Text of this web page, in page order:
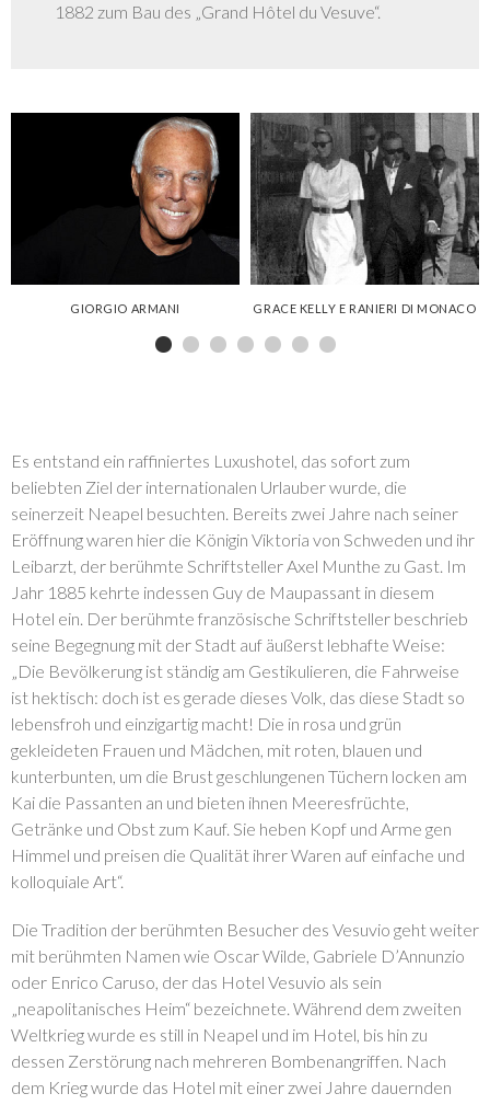
1882 zum Bau des „Grand Hôtel du Vesuve“.
GIORGIO ARMANI GRACE KELLY E RANIERI DI MONACO
Es entstand ein raffiniertes Luxushotel, das sofort zum
beliebten Ziel der internationalen Urlauber wurde, die
seinerzeit Neapel besuchten. Bereits zwei Jahre nach seiner
Eröffnung waren hier die Königin Viktoria von Schweden und ihr
Leibarzt, der berühmte Schriftsteller Axel Munthe zu Gast. Im
Jahr 1885 kehrte indessen Guy de Maupassant in diesem
Hotel ein. Der berühmte französische Schriftsteller beschrieb
seine Begegnung mit der Stadt auf äußerst lebhafte Weise:
„Die Bevölkerung ist ständig am Gestikulieren, die Fahrweise
ist hektisch: doch ist es gerade dieses Volk, das diese Stadt so
lebensfroh und einzigartig macht! Die in rosa und grün
gekleideten Frauen und Mädchen, mit roten, blauen und
kunterbunten, um die Brust geschlungenen Tüchern locken am
Kai die Passanten an und bieten ihnen Meeresfrüchte,
Getränke und Obst zum Kauf. Sie heben Kopf und Arme gen
Himmel und preisen die Qualität ihrer Waren auf einfache und
kolloquiale Art“.
Die Tradition der berühmten Besucher des Vesuvio geht weiter
mit berühmten Namen wie Oscar Wilde, Gabriele D’Annunzio
oder Enrico Caruso, der das Hotel Vesuvio als sein
„neapolitanisches Heim“ bezeichnete. Während dem zweiten
Weltkrieg wurde es still in Neapel und im Hotel, bis hin zu
dessen Zerstörung nach mehreren Bombenangriffen. Nach
dem Krieg wurde das Hotel mit einer zwei Jahre dauernden